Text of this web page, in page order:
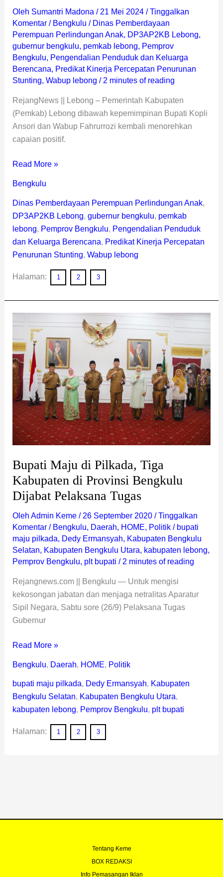
Oleh Sumantri Madona /21 Mei 2024 /Tinggalkan
Komentar / Bengkulu / Dinas Pemberdayaan
Perempuan Perlindungan Anak, DP3AP2KB Lebong,
gubernur bengkulu, pemkab lebong, Pemprov
Bengkulu, Pengendalian Penduduk dan Keluarga
Berencana, Predikat Kinerja Percepatan Penurunan
Stunting, Wabup lebong /2 minutes of reading
RejangNews || Lebong – Pemerintah Kabupaten
(Pemkab) Lebong dibawah kepemimpinan Bupati Kopli
Ansori dan Wabup Fahrurrozi kembali menorehkan
capaian positif.
Read More »
Bengkulu
Dinas Pemberdayaan Perempuan Perlindungan Anak,
DP3AP2KB Lebong, gubernur bengkulu, pemkab
lebong, Pemprov Bengkulu, Pengendalian Penduduk
dan Keluarga Berencana, Predikat Kinerja Percepatan
Penurunan Stunting, Wabup lebong
Halaman: 1 2 3
Bupati Maju di Pilkada, Tiga
Kabupaten di Provinsi Bengkulu
Dijabat Pelaksana Tugas
Oleh Admin Keme / 26 September 2020 /Tinggalkan
Komentar / Bengkulu, Daerah, HOME, Politik/ bupati
maju pilkada, Dedy Ermansyah, Kabupaten Bengkulu
Selatan, Kabupaten Bengkulu Utara, kabupaten lebong,
Pemprov Bengkulu, plt bupati / 2 minutes of reading
Rejangnews.com || Bengkulu — Untuk mengisi
kekosongan jabatan dan menjaga netralitas Aparatur
Sipil Negara, Sabtu sore (26/9) Pelaksana Tugas
Gubernur
di
Pilkada,
Tiga
Kabupaten
di
Provinsi
Bengkulu
Dijabat
Pelaksana
Tugas
Read More »
Bengkulu, Daerah, HOME, Politik
bupati maju pilkada, Dedy Ermansyah, Kabupaten
Bengkulu Selatan, Kabupaten Bengkulu Utara,
kabupaten lebong, Pemprov Bengkulu, plt bupati
Halaman: 1 2 3
Tentang Keme
BOX REDAKSI
Info Pemasangan Iklan